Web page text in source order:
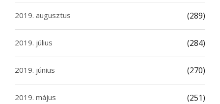
2019. augusztus (289)
2019. július (284)
2019. június (270)
2019. május (251)